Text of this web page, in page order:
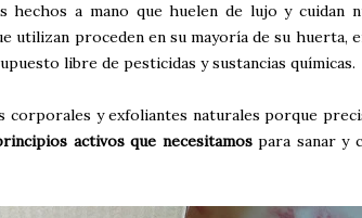
hechos a mano que huelen de lujo y cuidan
utilizan proceden en su mayoría de su huerta,
libre de pesticidas y sustancias químicas.
corporales y exfoliantes naturales porque
activos que necesitamospara sanar y